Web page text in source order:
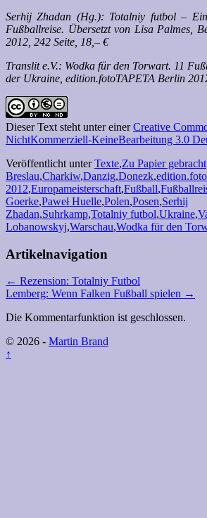
Serhij Zhadan (Hg.): Totalniy futbol –
Fußballreise. Übersetzt von Lisa Palmes,
2012, 242 Seite, 18,– €
Translit e.V.: Wodka für den Torwart. 11
der Ukraine, edition.fotoTAPETA Berlin
Dieser Text steht unter einerCreative
NichtKommerziell-KeineBearbeitung 3.0
Veröffentlicht unter Texte,Zu Papier gebracht
Breslau,Charkiw,Danzig,Donezk,
2012,Europameisterschaft,Fußball,
Goerke,Paweł Huelle,Polen,Posen,Serhij
Zhadan,Suhrkamp,Totalniy futbol,Ukraine,
Lobanowskyj,Warschau,Wodka für den
Artikelnavigation
← Rezension: Totalniy Futbol
Lemberg: Wenn Falken Fußball spielen →
Die Kommentarfunktion ist geschlossen.
© 2026 - Martin Brand
↑